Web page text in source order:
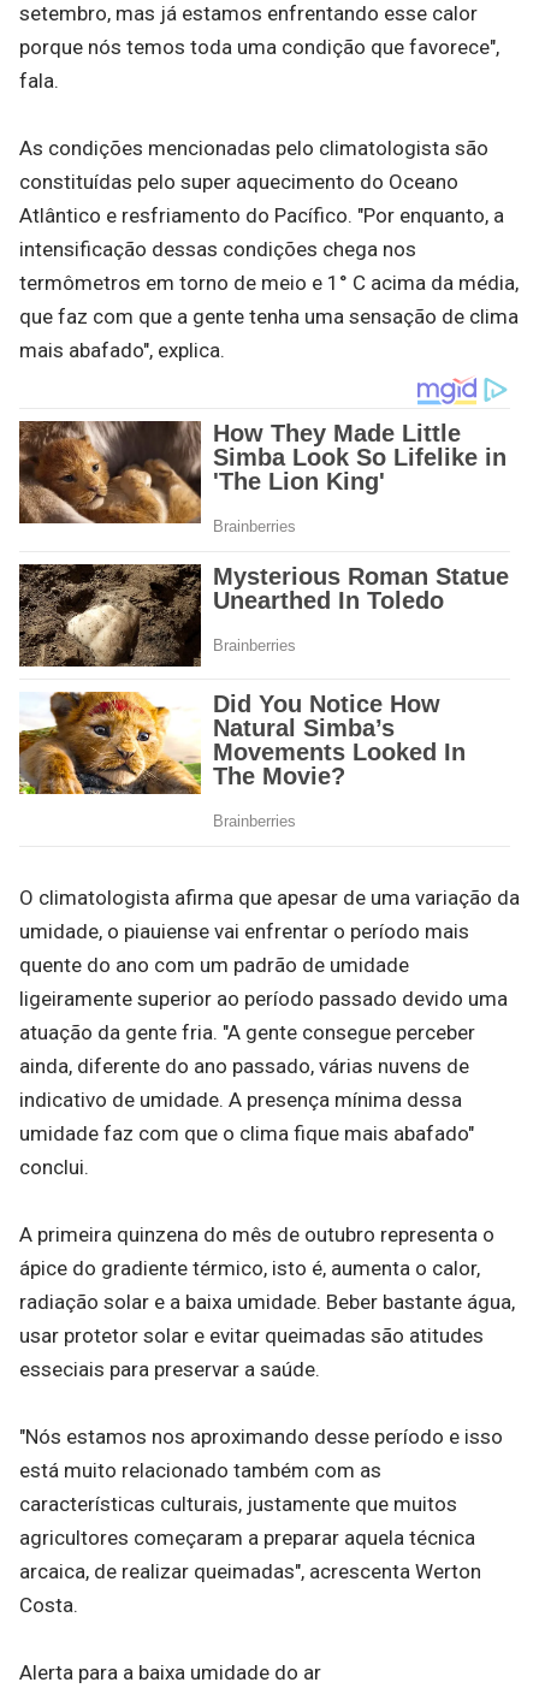
setembro, mas já estamos enfrentando esse calor
porque nós temos toda uma condição que favorece",
fala.
As condições mencionadas pelo climatologista são
constituídas pelo super aquecimento do Oceano
Atlântico e resfriamento do Pacífico. "Por enquanto, a
intensificação dessas condições chega nos
termômetros em torno de meio e 1° C acima da média,
que faz com que a gente tenha uma sensação de clima
mais abafado", explica.
O climatologista afirma que apesar de uma variação da
umidade, o piauiense vai enfrentar o período mais
quente do ano com um padrão de umidade
ligeiramente superior ao período passado devido uma
atuação da gente fria. "A gente consegue perceber
ainda, diferente do ano passado, várias nuvens de
indicativo de umidade. A presença mínima dessa
umidade faz com que o clima fique mais abafado"
conclui.
A primeira quinzena do mês de outubro representa o
ápice do gradiente térmico, isto é, aumenta o calor,
radiação solar e a baixa umidade. Beber bastante água,
usar protetor solar e evitar queimadas são atitudes
esseciais para preservar a saúde.
"Nós estamos nos aproximando desse período e isso
está muito relacionado também com as
características culturais, justamente que muitos
agricultores começaram a preparar aquela técnica
arcaica, de realizar queimadas", acrescenta Werton
Costa.
Alerta para a baixa umidade do ar